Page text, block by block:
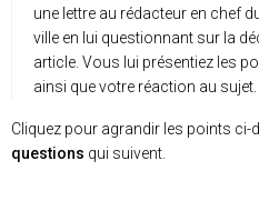
une lettre au rédacteur en chef
ville en lui questionnant sur la
article. Vous lui présentiez les
ainsi que votre réaction au sujet.
Cliquez pour agrandir les points
questions qui suivent.